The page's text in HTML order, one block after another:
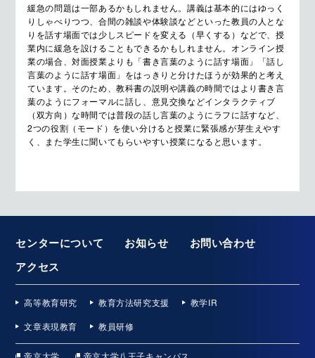
緩急の問題は一部あるかもしれません。講義は基本的にはゆっく
りしゃべりつつ、合間の雑談や体験談などといった教員の人とな
りを話す場面では少しスピードを変える（早くする）などで、授
業内に緩急を設けることもできるかもしれません。オンライン授
業の場合、対面授業よりも「書き言葉のように話す場面」「話し
言葉のように話す場面」をはっきりと分けたほうが効果的と考え
ています。そのため、教科書の説明や講義の時間ではより書き言
葉のようにフォーマルに話し、意見交換などインタラクティブ
（双方向）な時間では普段の話し言葉のようにラフに話すなど、
2つの役割（モード）を使い分けると授業に緊張感が芽生えやす
く、また学生に聞いてもらいやすい授業になると思います。
センターについて お知らせ
お問い合わせ
アクセス
高等教育研究 教育方法研究支援
教学IR
文章表現教育
教員研修
帝京大学 帝京大学八王子キャンパス